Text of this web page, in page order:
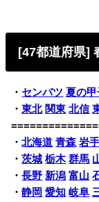
[47都道府県]
・ センバツ 夏の甲
・東北 関東 北信
・北海道 青森 岩手
・茨城 栃木 群馬
・長野 新潟 富山
・静岡 愛知 岐阜